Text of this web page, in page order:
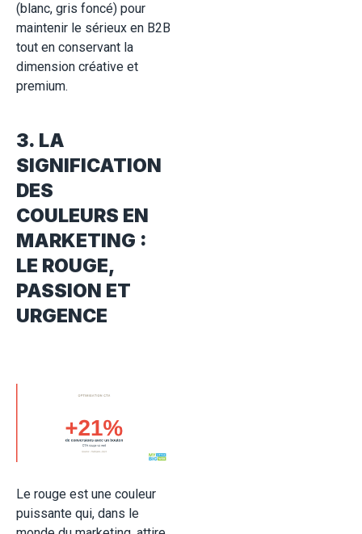
(blanc, gris foncé) pour
maintenir le sérieux en B2B
tout en conservant la
dimension créative et
premium.
3. LA
SIGNIFICATION
DES
COULEURS EN
MARKETING :
LE ROUGE,
PASSION ET
URGENCE
Le rouge est une couleur
puissante qui, dans le